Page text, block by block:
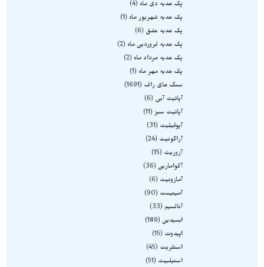
پک هدیه دی ماه
4
پک هدیه شهریور ماه
1
پک هدیه عشق
6
پک هدیه فروردین ماه
2
پک هدیه مرداد ماه
2
پک هدیه مهر ماه
1
سنگ های راف
1691
آپاتیت آبی
6
آپاتیت سبز 11
آپوفیلیت
31
آراگونیت
24
آزوریت
15
آکوامارین 36
آمازونیت
6
آمیتیست
90
آنالسیم
33
ابسیدین 189
اپیدوت
15
استلریت
45
استیلبیت
51